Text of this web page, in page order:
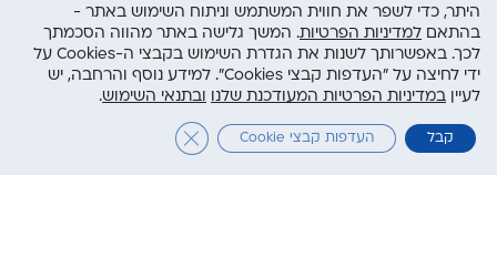
היתר, כדי לשפר את חווית המשתמש וניתוח השימוש באתר -
בהתאם למדיניות הפרטיות. המשך גלישה באתר מהווה הסכמתך
לכך. באפשרותך לשנות את הגדרת השימוש בקבצי ה-Cookies על
ידי לחיצה על "העדפות קבצי Cookies". למידע נוסף והרחבה, יש
לעיין במדיניות הפרטיות המעודכנת שלנו ובתנאי השימוש.
קבל העדפות קבצי Cookie Close GDPR Cookie Banner